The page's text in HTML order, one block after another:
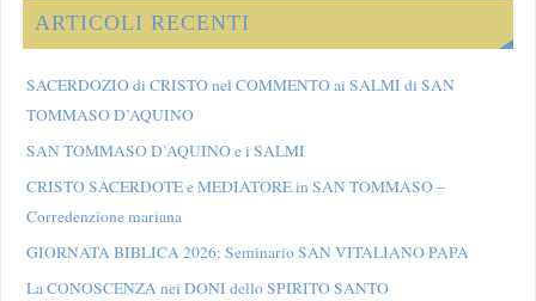
ARTICOLI RECENTI
SACERDOZIO di CRISTO nel COMMENTO ai SALMI di SAN
TOMMASO D’AQUINO
SAN TOMMASO D’AQUINO e i SALMI
CRISTO SACERDOTE e MEDIATORE in SAN TOMMASO –
Corredenzione mariana
GIORNATA BIBLICA 2026: Seminario SAN VITALIANO PAPA
La CONOSCENZA nei DONI dello SPIRITO SANTO